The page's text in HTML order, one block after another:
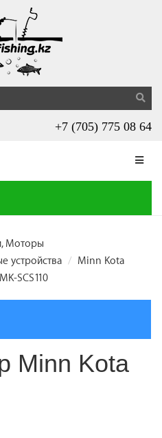
+7 (705) 775 08 64
Моторы
устройства
Minn Kota
SCS110
Minn Kota